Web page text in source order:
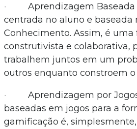
· Aprendizagem Baseada
centrada no aluno e
Conhecimento. Assim, é
construtivista e colaborativa,
trabalhem juntos em um
outros enquanto constroem
· Aprendizagem por
baseadas em jogos para a
gamificação é,